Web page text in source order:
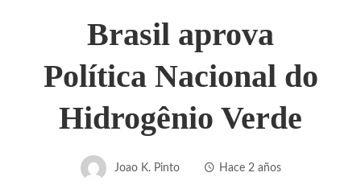
Brasil aprova
Política Nacional do
Hidrogênio Verde
Joao K. Pinto Hace 2 años